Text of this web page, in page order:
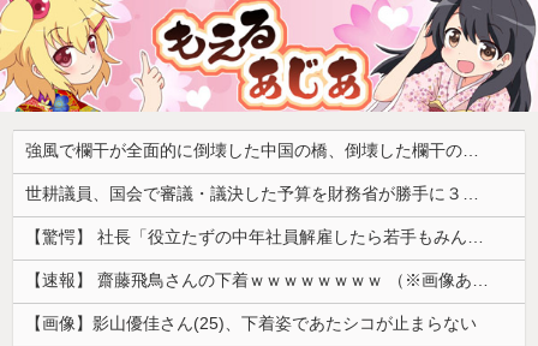
強風で欄干が全面的に倒壊した中国の橋、倒壊した欄干の破片を調べると凄まじい事実が発覚して……
世耕議員、国会で審議・議決した予算を財務省が勝手に３兆円動かしていると指摘・問題視
【驚愕】 社長「役立たずの中年社員解雇したら若手もみんな辞めてしまった…」
【速報】 齋藤飛鳥さんの下着ｗｗｗｗｗｗｗｗ （※画像あり）
【画像】影山優佳さん(25)、下着姿であたシコが止まらない